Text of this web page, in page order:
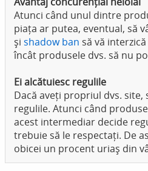
Atunci când unul dintre
piața ar putea, eventual, să
și shadow ban să vă
încât produsele dvs. să nu
Ei alcătuiesc regulile
Dacă aveți propriul dvs.
regulile. Atunci când
acest intermediar decide
trebuie să le respectați. De
obicei un procent uriaș din